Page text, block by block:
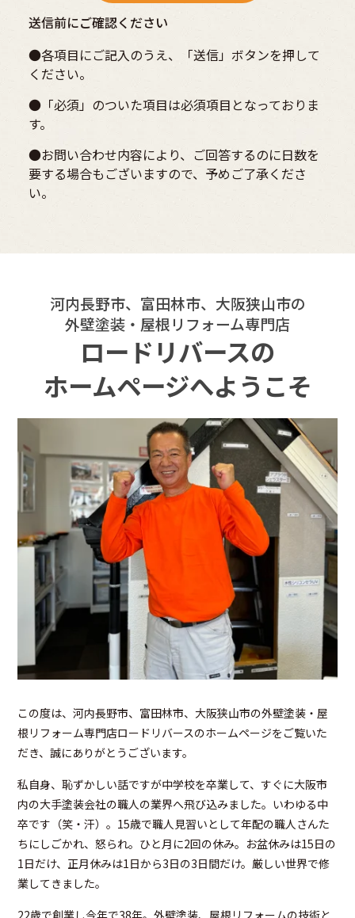
送信前にご確認ください
●各項目にご記入のうえ、「送信」ボタンを押して
ください。
●「必須」のついた項目は必須項目となっておりま
す。
●お問い合わせ内容により、ご回答するのに日数を
要する場合もございますので、予めご了承くださ
い。
河内長野市、富田林市、大阪狭山市の
外壁塗装・屋根リフォーム専門店
ロードリバースの
ホームページへようこそ
この度は、河内長野市、富田林市、大阪狭山市の外壁塗装・屋
根リフォーム専門店ロードリバースのホームページをご覧いた
だき、誠にありがとうございます。
私自身、恥ずかしい話ですが中学校を卒業して、すぐに大阪市
内の大手塗装会社の職人の業界へ飛び込みました。いわゆる中
卒です（笑・汗）。 15歳で職人見習いとして年配の職人さんた
ちにしごかれ、怒られ。ひと月に2回の休み。お盆休みは15日の
1日だけ、正月休みは1日から3日の3日間だけ。厳しい世界で修
業してきました。